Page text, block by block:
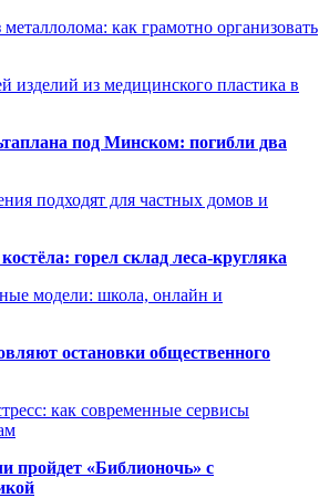
как грамотно организовать
изделий из медицинского пластика в
под Минском: погибли два
подходят для частных домов и
горел склад леса-кругляка
модели: школа, онлайн и
остановки общественного
как современные сервисы
пройдет «Библионочь» с